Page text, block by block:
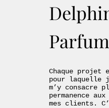
Chaque projet
pour laquelle
m’y consacre
permanence
mes clients.